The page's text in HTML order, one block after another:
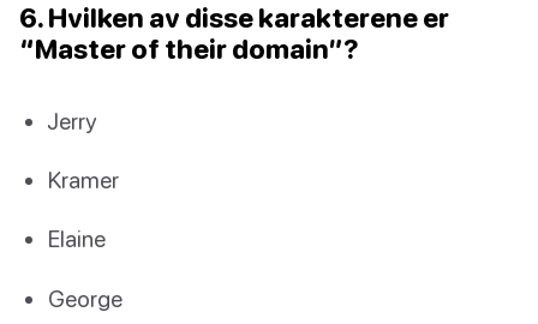
6. Hvilken av disse karakterene er
“Master of their domain”?
Jerry
Kramer
Elaine
George